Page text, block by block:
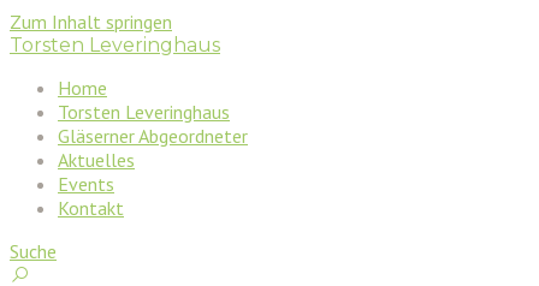
Zum Inhalt springen
Torsten Leveringhaus
Home
Torsten Leveringhaus
Gläserner Abgeordneter
Aktuelles
Events
Kontakt
Suche